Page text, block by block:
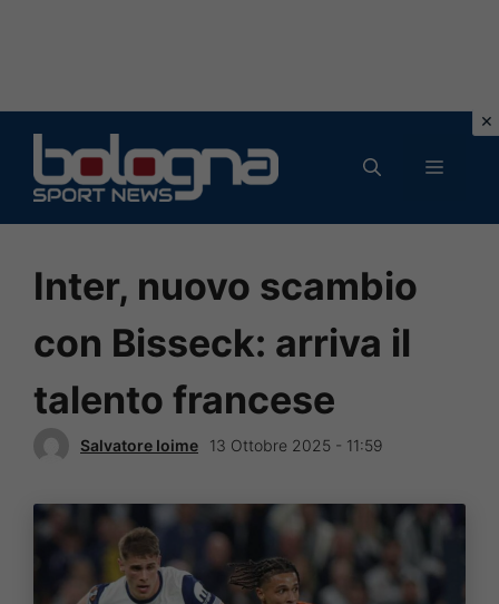
contenuto
MENU
Inter, nuovo scambio
con Bisseck: arriva il
talento francese
Salvatore Ioime 13 Ottobre 2025 - 11:59